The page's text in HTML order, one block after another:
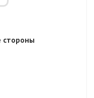
стороны